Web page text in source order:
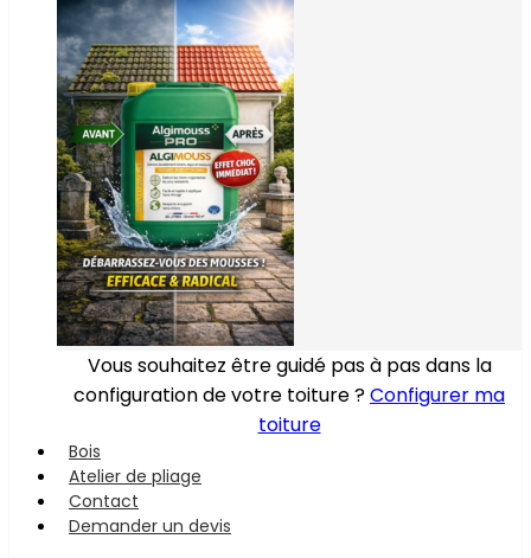
Vous souhaitez être guidé pas à pas dans la
configuration de votre toiture ?Configurer ma
toiture
Bois
Atelier de pliage
Contact
Demander un devis